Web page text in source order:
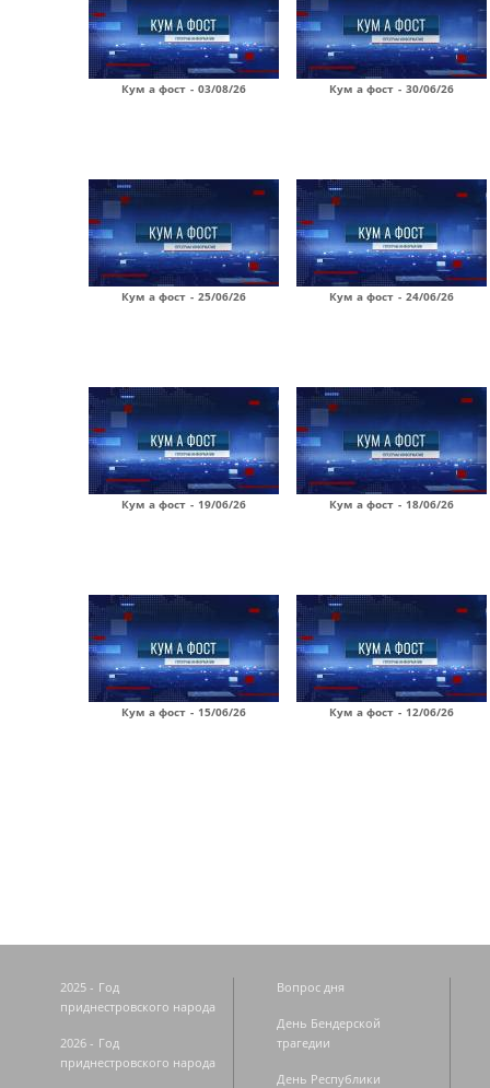
Кум а фост - 03/08/26 Кум а фост - 30/06/26
Кум а фост - 25/06/26 Кум а фост - 24/06/26
Кум а фост - 19/06/26 Кум а фост - 18/06/26
Кум а фост - 15/06/26 Кум а фост - 12/06/26
2025 - Год
приднестровского народа
2026 - Год
приднестровского народа
Вопрос дня
День Бендерской
трагедии
День Республики